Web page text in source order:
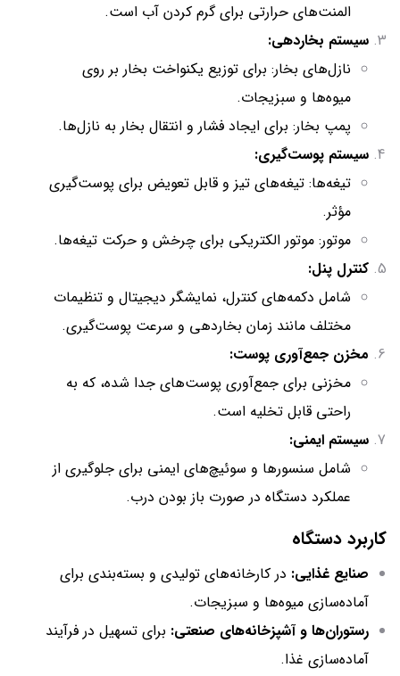
المنت‌های حرارتی برای گرم کردن آب است.
سیستم بخاردهی:
نازل‌های بخار: برای توزیع یکنواخت بخار بر روی
میوه‌ها و سبزیجات.
پمپ بخار: برای ایجاد فشار و انتقال بخار به نازل‌ها.
سیستم پوست‌گیری:
تیغه‌ها: تیغه‌های تیز و قابل تعویض برای پوست‌گیری
مؤثر.
موتور: موتور الکتریکی برای چرخش و حرکت تیغه‌ها.
کنترل پنل:
شامل دکمه‌های کنترل، نمایشگر دیجیتال و تنظیمات
مختلف مانند زمان بخاردهی و سرعت پوست‌گیری.
مخزن جمع‌آوری پوست:
مخزنی برای جمع‌آوری پوست‌های جدا شده، که به
راحتی قابل تخلیه است.
سیستم ایمنی:
شامل سنسورها و سوئیچ‌های ایمنی برای جلوگیری از
عملکرد دستگاه در صورت باز بودن درب.
کاربرد دستگاه
صنایع غذایی: در کارخانه‌های تولیدی و بسته‌بندی برای
آماده‌سازی میوه‌ها و سبزیجات.
رستوران‌ها و آشپزخانه‌های صنعتی: برای تسهیل در فرآیند
آماده‌سازی غذا.